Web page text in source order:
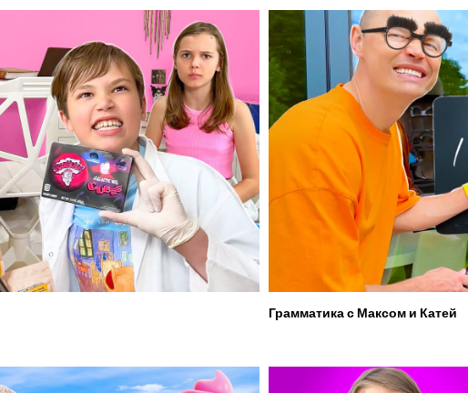
Грамматика с Максом и Катей